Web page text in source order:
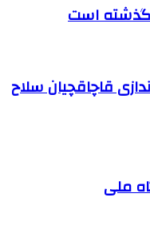
گذشته است
قاچاقچیان سلاح
ملی